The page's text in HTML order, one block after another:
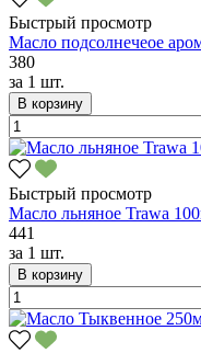
Быстрый просмотр
Масло подсолнечеое
380
за 1 шт.
В корзину
Быстрый просмотр
Масло льняное Trawa
441
за 1 шт.
В корзину